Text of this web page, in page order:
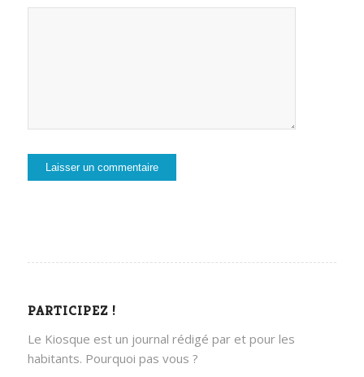
PARTICIPEZ !
Le Kiosque est un journal rédigé par et pour les
habitants. Pourquoi pas vous ?